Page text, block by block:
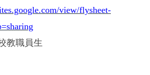
view/flysheet-
教職員生